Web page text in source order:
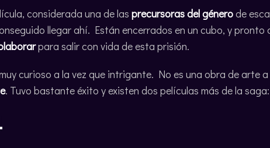
considerada una de las precursoras del génerode
llegar ahí. Están encerrados en un cubo, y
para salir con vida de esta prisión.
curioso a la vez que intrigante. No es una obra de arte
. Tuvo bastante éxito y existen dos películas más de la